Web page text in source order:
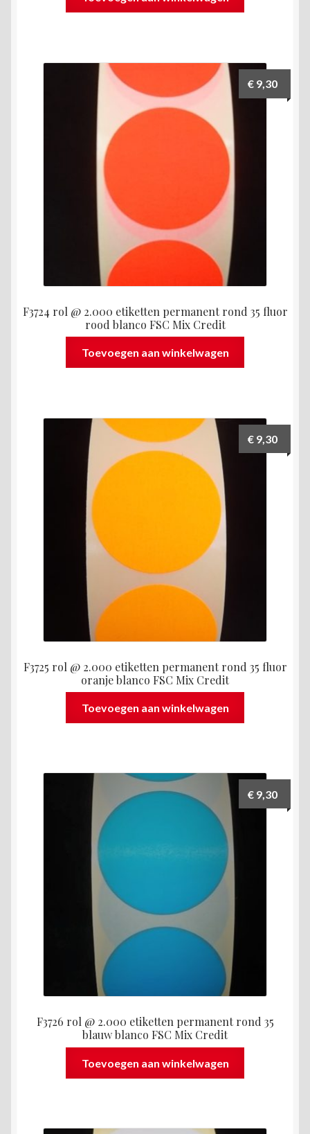
F3724 rol @ 2.000 etiketten permanent rond 35 fluor
rood blanco FSC Mix Credit
€ 9,30
Toevoegen aan winkelwagen
F3725 rol @ 2.000 etiketten permanent rond 35 fluor
oranje blanco FSC Mix Credit
€ 9,30
Toevoegen aan winkelwagen
F3726 rol @ 2.000 etiketten permanent rond 35
blauw blanco FSC Mix Credit
€ 9,30
Toevoegen aan winkelwagen